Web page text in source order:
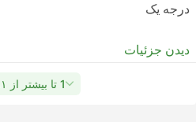
درجه یک
دیدن جزئیات
1 تا بیشتر از ‎$۶۸۰٫۹۱